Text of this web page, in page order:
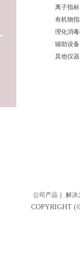
离子指标
有机物
理化消
辅助设备
其他仪器
公司产品 解决
COPYRIGHT